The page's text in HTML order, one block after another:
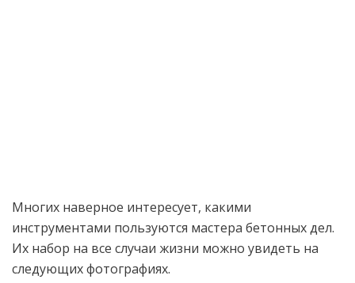
Многих наверное интересует, какими
инструментами пользуются мастера бетонных дел.
Их набор на все случаи жизни можно увидеть на
следующих фотографиях.